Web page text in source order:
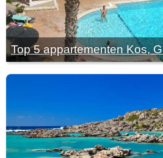
Top 5 appartementen Kos,